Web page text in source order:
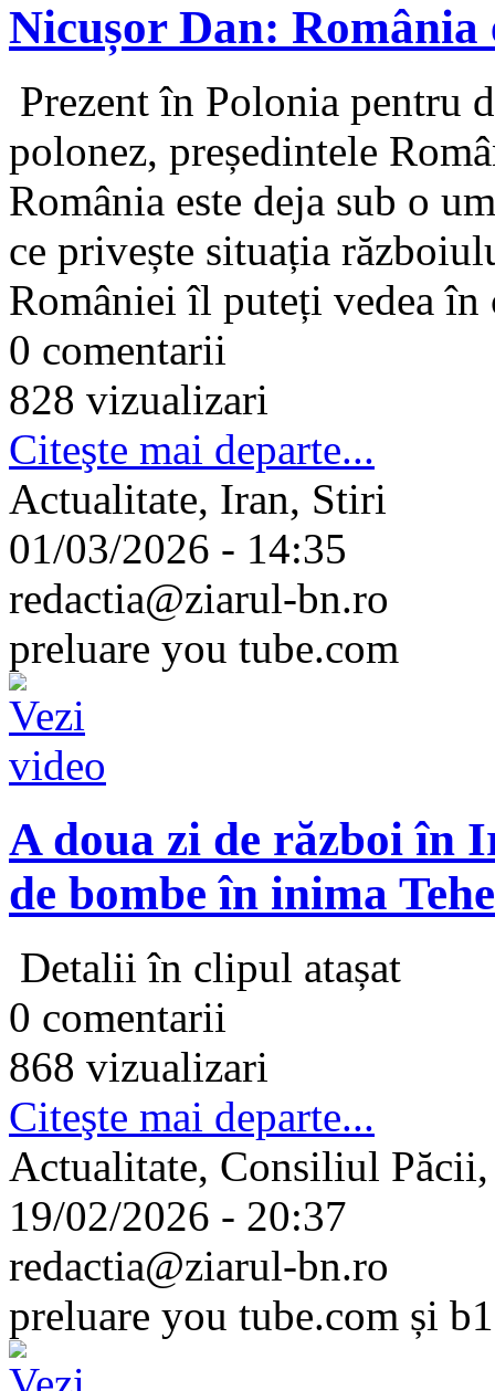
Nicușor Dan: România
Prezent în Polonia pentru
polonez, președintele
România este deja sub o
ce privește situația
României îl puteți vedea în
0 comentarii
828 vizualizari
Citeşte mai departe...
Actualitate, Iran, Stiri
01/03/2026 - 14:35
redactia@ziarul-bn.ro
preluare you tube.com
A doua zi de război în
de bombe în inima
Detalii în clipul atașat
0 comentarii
868 vizualizari
Citeşte mai departe...
Actualitate, Consiliul
19/02/2026 - 20:37
redactia@ziarul-bn.ro
preluare you tube.com și